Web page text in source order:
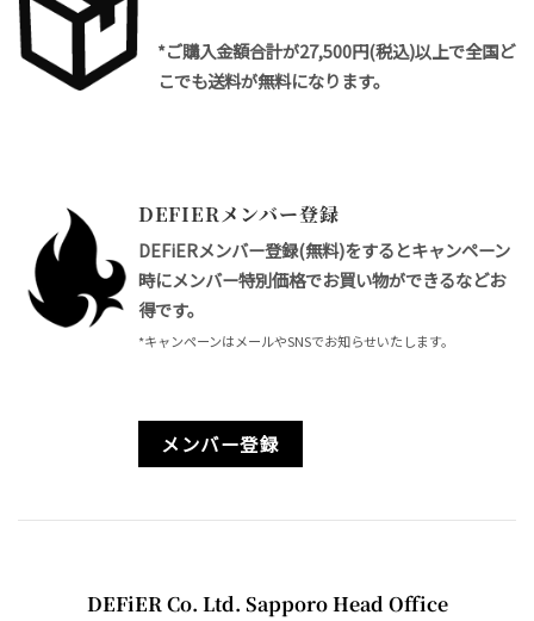
*ご購入金額合計が27,500円(税込)以上で全国ど
こでも送料が無料になります。
DEFIERメンバー登録
DEFiERメンバー登録(無料)をするとキャンペーン
時にメンバー特別価格でお買い物ができるなどお
得です。
*キャンペーンはメールやSNSでお知らせいたします。
メンバー登録
DEFiER Co. Ltd. Sapporo Head Office